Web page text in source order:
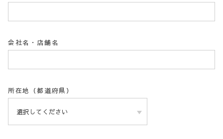
会社名・店舗名
所在地（都道府県）